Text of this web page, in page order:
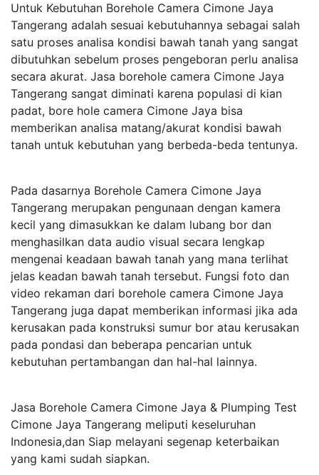
Untuk Kebutuhan Borehole Camera Cimone Jaya
Tangerang adalah sesuai kebutuhannya sebagai salah
satu proses analisa kondisi bawah tanah yang sangat
dibutuhkan sebelum proses pengeboran perlu analisa
secara akurat. Jasa borehole camera Cimone Jaya
Tangerang sangat diminati karena populasi di kian
padat, bore hole camera Cimone Jaya bisa
memberikan analisa matang/akurat kondisi bawah
tanah untuk kebutuhan yang berbeda-beda tentunya.
Pada dasarnya Borehole Camera Cimone Jaya
Tangerang merupakan pengunaan dengan kamera
kecil yang dimasukkan ke dalam lubang bor dan
menghasilkan data audio visual secara lengkap
mengenai keadaan bawah tanah yang mana terlihat
jelas keadan bawah tanah tersebut. Fungsi foto dan
video rekaman dari borehole camera Cimone Jaya
Tangerang juga dapat memberikan informasi jika ada
kerusakan pada konstruksi sumur bor atau kerusakan
pada pondasi dan beberapa pencarian untuk
kebutuhan pertambangan dan hal-hal lainnya.
Jasa Borehole Camera Cimone Jaya & Plumping Test
Cimone Jaya Tangerang meliputi keseluruhan
Indonesia,dan Siap melayani segenap keterbaikan
yang kami sudah siapkan.